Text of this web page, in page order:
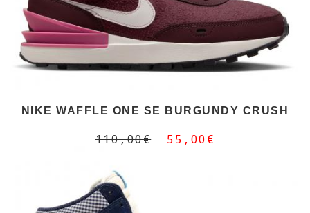
NIKE WAFFLE ONE SE BURGUNDY CRUSH
110,00€ 55,00€